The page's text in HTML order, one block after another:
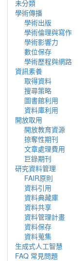
未分類
學術傳播
學術出版
學術倫理與寫作
學術影響力
數位保存
學術歷程與網路
資訊素養
取得資料
搜尋策略
圖書館利用
資料庫利用
開放取用
開放教育資源
掠奪性期刊
文章處理費用
巨錄期刊
研究資料管理
FAIR原則
資料引用
資料典藏庫
資料共享
資料管理計畫
資料保存
資料蒐集
生成式人工智慧
FAQ 常見問題